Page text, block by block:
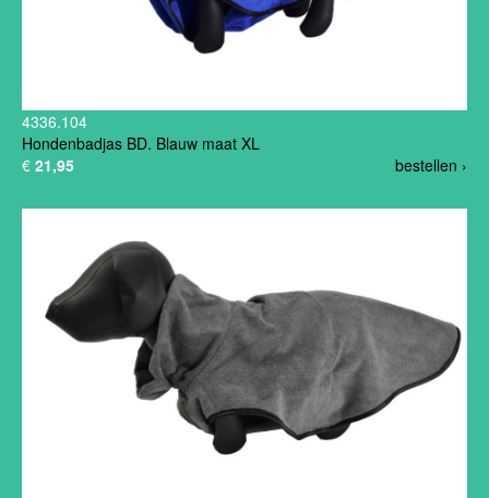
4336.104
Hondenbadjas BD. Blauw maat XL
bestellen ›
€ 21,95